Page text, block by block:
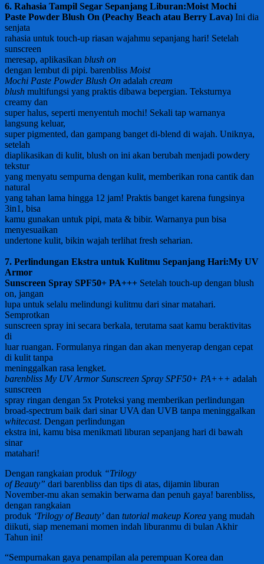
6. Rahasia Tampil Segar Sepanjang Liburan:Moist Mochi
Paste Powder Blush On (Peachy Beach atau Berry Lava) Ini dia
senjata
rahasia untuk touch-up riasan wajahmu sepanjang hari! Setelah
sunscreen
meresap, aplikasikan blush on
dengan lembut di pipi. barenbliss Moist
Mochi Paste Powder Blush On adalah cream
blush multifungsi yang praktis dibawa bepergian. Teksturnya
creamy dan
super halus, seperti menyentuh mochi! Sekali tap warnanya
langsung keluar,
super pigmented, dan gampang banget di-blend di wajah. Uniknya,
setelah
diaplikasikan di kulit, blush on ini akan berubah menjadi powdery
tekstur
yang menyatu sempurna dengan kulit, memberikan rona cantik dan
natural
yang tahan lama hingga 12 jam! Praktis banget karena fungsinya
3in1, bisa
kamu gunakan untuk pipi, mata & bibir. Warnanya pun bisa
menyesuaikan
undertone kulit, bikin wajah terlihat fresh seharian.
7. Perlindungan Ekstra untuk Kulitmu Sepanjang Hari:My UV
Armor
Sunscreen Spray SPF50+ PA+++ Setelah touch-up dengan blush
on, jangan
lupa untuk selalu melindungi kulitmu dari sinar matahari.
Semprotkan
sunscreen spray ini secara berkala, terutama saat kamu beraktivitas
di
luar ruangan. Formulanya ringan dan akan menyerap dengan cepat
di kulit tanpa
meninggalkan rasa lengket.
barenbliss My UV Armor Sunscreen Spray SPF50+ PA+++ adalah
sunscreen
spray ringan dengan 5x Proteksi yang memberikan perlindungan
broad-spectrum baik dari sinar UVA dan UVB tanpa meninggalkan
whitecast. Dengan perlindungan
ekstra ini, kamu bisa menikmati liburan sepanjang hari di bawah
sinar
matahari!
Dengan rangkaian produk “Trilogy
of Beauty” dari barenbliss dan tips di atas, dijamin liburan
November-mu akan semakin berwarna dan penuh gaya! barenbliss,
dengan rangkaian
produk ‘Trilogy of Beauty’ dan tutorial makeup Korea yang mudah
diikuti, siap menemani momen indah liburanmu di bulan Akhir
Tahun ini!
“Sempurnakan gaya penampilan ala perempuan Korea dan